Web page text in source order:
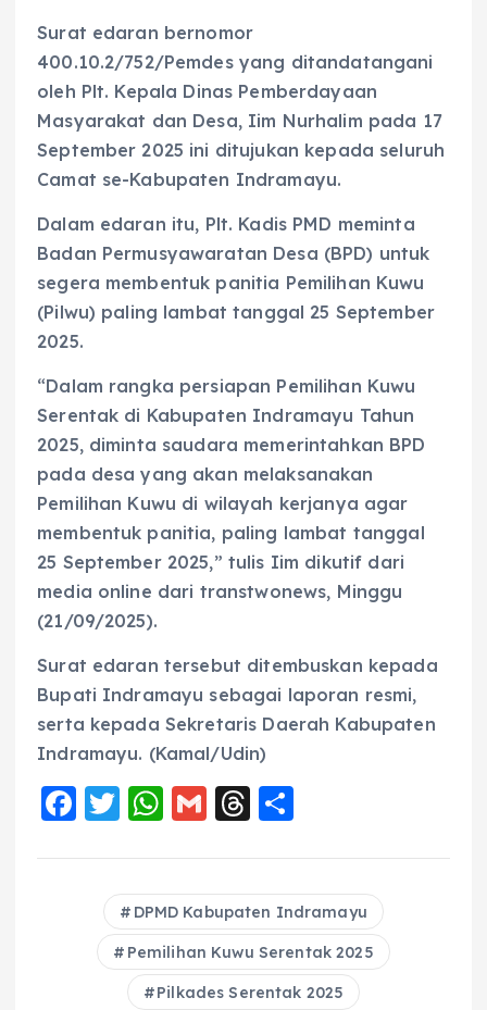
Surat edaran bernomor
400.10.2/752/Pemdes yang ditandatangani
oleh Plt. Kepala Dinas Pemberdayaan
Masyarakat dan Desa, Iim Nurhalim pada 17
September 2025 ini ditujukan kepada seluruh
Camat se-Kabupaten Indramayu.
Dalam edaran itu, Plt. Kadis PMD meminta
Badan Permusyawaratan Desa (BPD) untuk
segera membentuk panitia Pemilihan Kuwu
(Pilwu) paling lambat tanggal 25 September
2025.
“Dalam rangka persiapan Pemilihan Kuwu
Serentak di Kabupaten Indramayu Tahun
2025, diminta saudara memerintahkan BPD
pada desa yang akan melaksanakan
Pemilihan Kuwu di wilayah kerjanya agar
membentuk panitia, paling lambat tanggal
25 September 2025,” tulis Iim dikutif dari
media online dari transtwonews, Minggu
(21/09/2025).
Surat edaran tersebut ditembuskan kepada
Bupati Indramayu sebagai laporan resmi,
serta kepada Sekretaris Daerah Kabupaten
Indramayu. (Kamal/Udin)
F
c
b
T
it
te
r
W
a
ts
A
p
G
ai
l
T
re
a
d
s
a
re
DPMD Kabupaten Indramayu
Pemilihan Kuwu Serentak 2025
Pilkades Serentak 2025